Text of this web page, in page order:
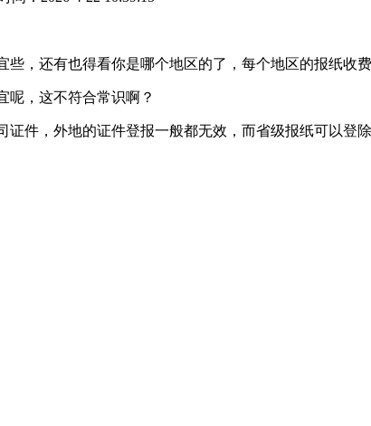
，还有也得看你是哪个地区的了，每个地区的报纸收
呢，这不符合常识啊？
件，外地的证件登报一般都无效，而省级报纸可以